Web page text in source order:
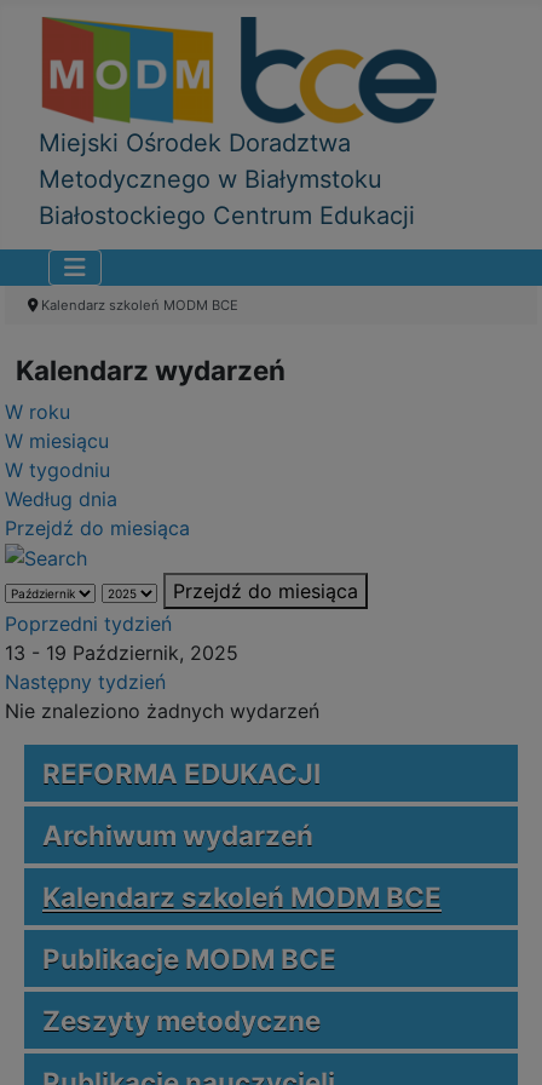
Miejski Ośrodek Doradztwa
Metodycznego w Białymstoku
Białostockiego Centrum Edukacji
Kalendarz szkoleń MODM BCE
Kalendarz wydarzeń
W roku
W miesiącu
W tygodniu
Według dnia
Przejdź do miesiąca
Przejdź do miesiąca
Poprzedni tydzień
13 - 19 Październik, 2025
Następny tydzień
Nie znaleziono żadnych wydarzeń
REFORMA EDUKACJI
Archiwum wydarzeń
Kalendarz szkoleń MODM BCE
Publikacje MODM BCE
Zeszyty metodyczne